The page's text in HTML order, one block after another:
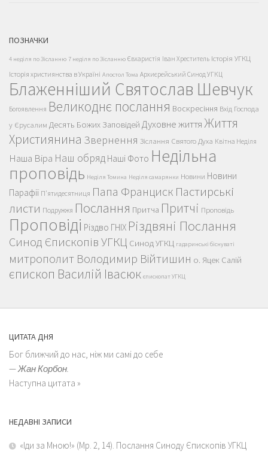
ПОЗНАЧКИ
4 неділя по Зісланню 7 неділя по Зісланню Євхаристія Іван Хреститель Історія УГКЦ
Історія християнства в Україні Апостол Тома Архиєрейський Синод УГКЦ
Блаженніший Святослав Шевчук
Богоявлення Великоднє послання Воскресіння Вхід Господа
у Єрусалим Десять Божих Заповідей Духовне життяЖиття
Християнина Звернення Зіслання Святого Духа Квітна Неділя
Наша Віра Наш обряд Наші Фото Недільна
проповідь Неділя Томина Неділя самарянки Новини Новини
Парафії П'ятидесятниця Папа Франциск Пастирські
листи Подружжя Послання Притча Притчі Проповідь
Проповіді Різдво ГНІХ Різдвяні Послання
Синод Єпископів УГКЦ Синод УГКЦ гадаринські біснуваті
митрополит Володимир Війтишин о. Яцек Салій
єпископ Василій Івасюк єпископат УГКЦ
ЦИТАТА ДНЯ
Бог ближчий до нас, ніж ми самі до себе
—Жан Корбон.
Наступна цитата »
НЕДАВНІ ЗАПИСИ
«Іди за Мною!» (Мр. 2, 14). Послання Синоду Єпископів УГКЦ